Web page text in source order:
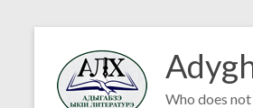
Who does not